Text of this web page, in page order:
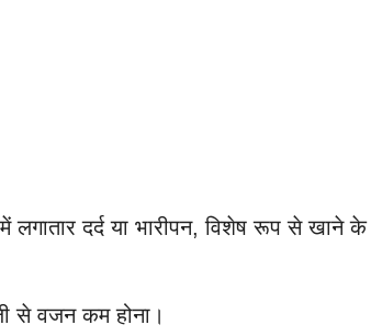
लगातार दर्द या भारीपन, विशेष रूप से खाने के
से वजन कम होना।